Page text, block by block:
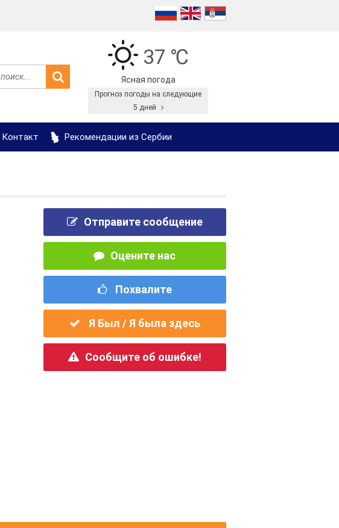
37 ℃
Ясная погода
Прогноз погоды на следующие
5 дней
Контакт Рекомендации из Сербии
Отправите сообщение
Оцените нас
Похвалите
Я Был / Я была здесь
Сообщите об ошибке!